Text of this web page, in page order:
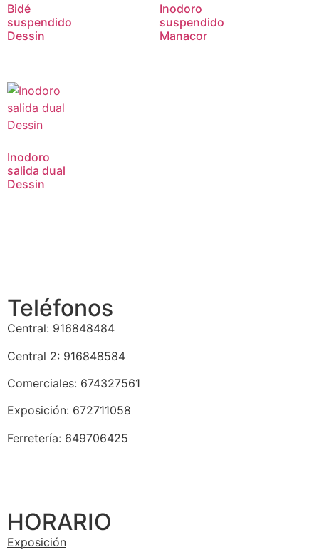
Bidé
suspendido
Dessin
Inodoro
suspendido
Manacor
Inodoro
salida dual
Dessin
Teléfonos
Central: 916848484
Central 2: 916848584
Comerciales: 674327561
Exposición: 672711058
Ferretería: 649706425
HORARIO
Exposición